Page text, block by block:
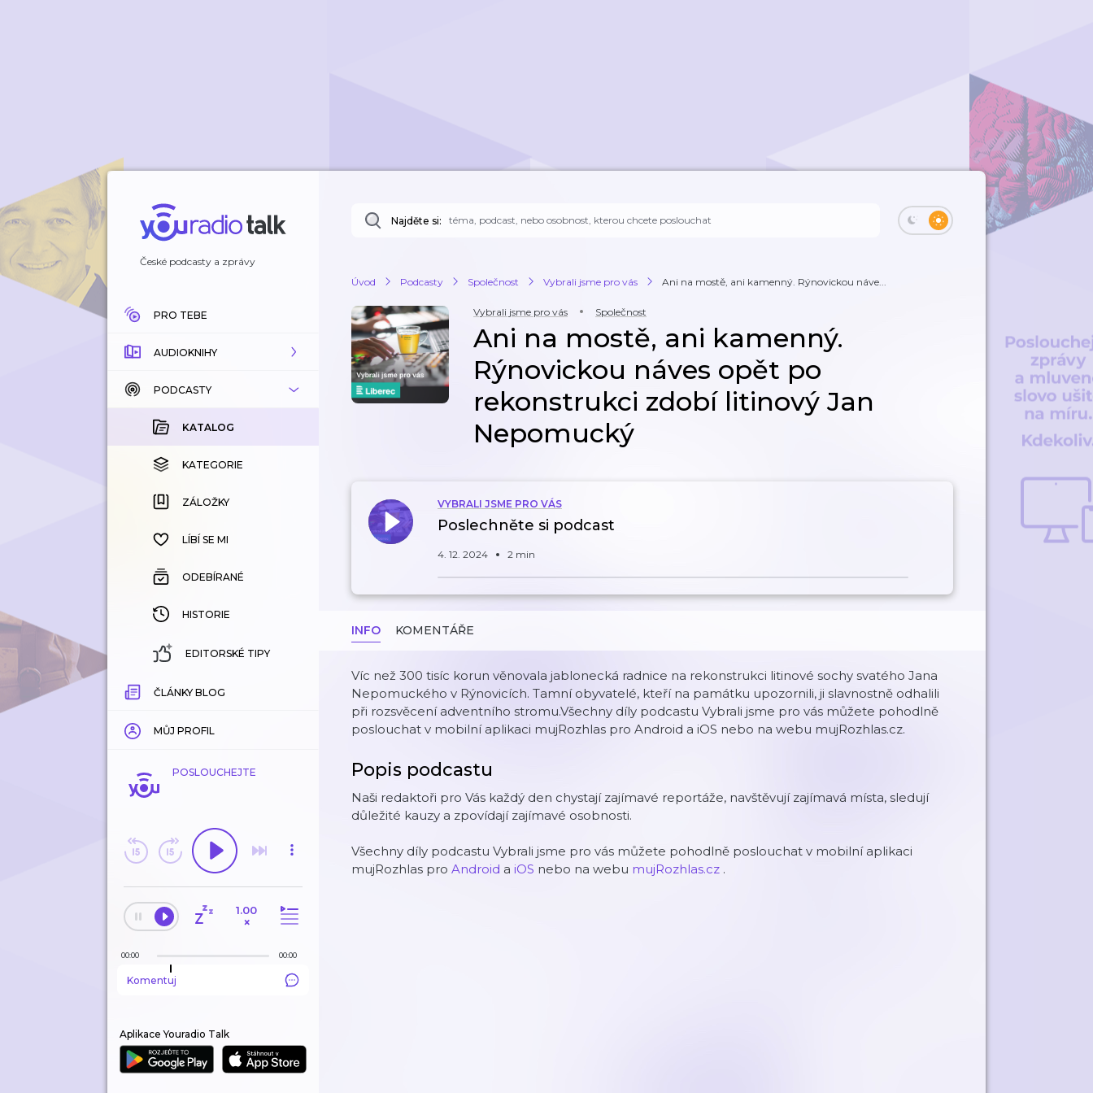
České podcasty a zprávy
PRO TEBE
AUDIOKNIHY
KATALOG
KOUPENÉ
KATEGORIE
ZÁLOŽKY
HISTORIE
PODCASTY
KATALOG
KATEGORIE
ZÁLOŽKY
LÍBÍ SE MI
ODEBÍRANÉ
HISTORIE
EDITORSKÉ TIPY
ČLÁNKY BLOG
MŮJ PROFIL
POSLOUCHEJTE
1.00
×
00:00 00:00
Komentuj
Aplikace Youradio Talk
Najděte si:
Úvod Podcasty Společnost Vybrali jsme pro vás Ani na mostě, ani kamenný. Rýnovickou náve...
Vybrali jsme pro vás Společnost
Ani na mostě, ani kamenný.
Rýnovickou náves opět po
rekonstrukci zdobí litinový Jan
Nepomucký
VYBRALI JSME PRO VÁS
Poslechněte si podcast
4. 12. 2024 2 min
INFO KOMENTÁŘE
Víc než 300 tisíc korun věnovala jablonecká radnice na rekonstrukci litinové sochy svatého Jana
Nepomuckého v Rýnovicích. Tamní obyvatelé, kteří na památku upozornili, ji slavnostně odhalili
při rozsvěcení adventního stromu.Všechny díly podcastu Vybrali jsme pro vás můžete pohodlně
poslouchat v mobilní aplikaci mujRozhlas pro Android a iOS nebo na webu mujRozhlas.cz.
Popis podcastu
Naši redaktoři pro Vás každý den chystají zajímavé reportáže, navštěvují zajímavá místa, sledují
důležité kauzy a zpovídají zajímavé osobnosti.
Všechny díly podcastu Vybrali jsme pro vás můžete pohodlně poslouchat v mobilní aplikaci
mujRozhlas pro Android a iOS nebo na webu mujRozhlas.cz .